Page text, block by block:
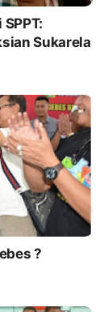
Sukarela
?